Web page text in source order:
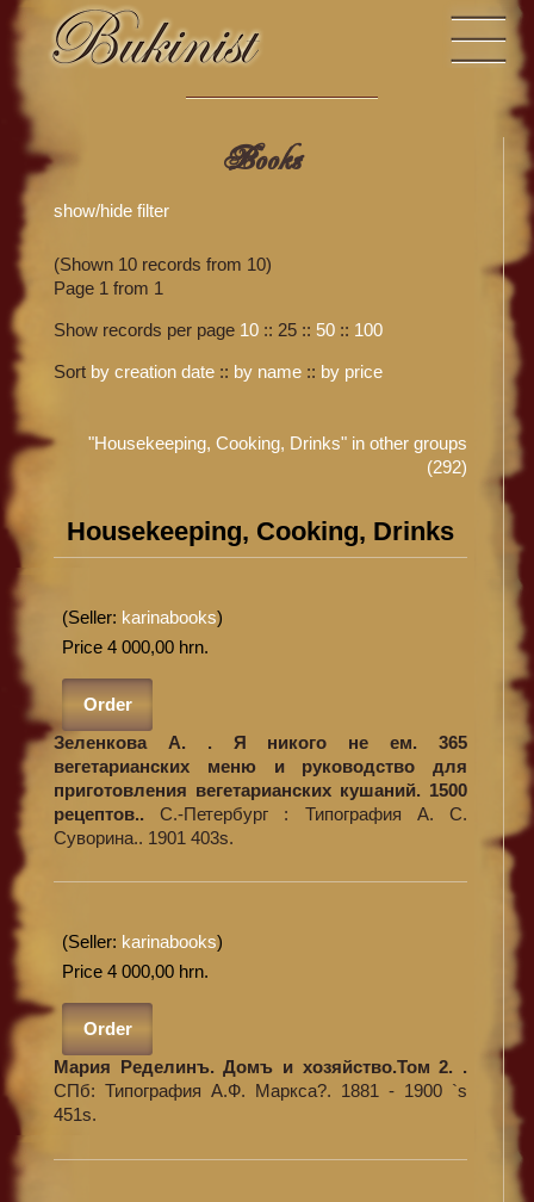
Books
show/hide filter
(Shown 10 records from 10)
Page 1 from 1
Show records per page 10 :: 25 :: 50 :: 100
Sort by creation date :: by name :: by price
"Housekeeping, Cooking, Drinks" in other groups
(292)
Housekeeping, Cooking, Drinks
(Seller: karinabooks)
Price 4 000,00 hrn.
Order
Зеленкова А. . Я никого не ем. 365
вегетарианских меню и руководство для
приготовления вегетарианских кушаний. 1500
рецептов..С.-Петербург : Типография А. С.
Суворина.. 1901 403s.
(Seller: karinabooks)
Price 4 000,00 hrn.
Order
Мария Ределинъ. Домъ и хозяйство.Том 2. .
СПб: Типография А.Ф. Маркса?. 1881 - 1900 `s
451s.